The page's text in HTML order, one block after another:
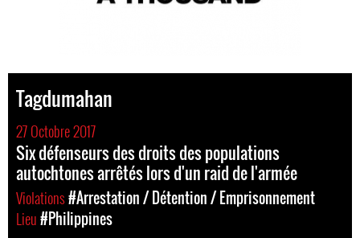
Tagdumahan
27 Octobre 2017
Six défenseurs des droits des populations
autochtones arrêtés lors d'un raid de l'armée
Violations#Arrestation / Détention / Emprisonnement
Lieu#Philippines